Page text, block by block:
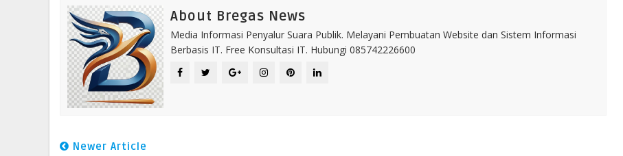
About Bregas News
Media Informasi Penyalur Suara Publik. Melayani Pembuatan Website dan Sistem Informasi
Berbasis IT. Free Konsultasi IT. Hubungi 085742226600
Newer Article